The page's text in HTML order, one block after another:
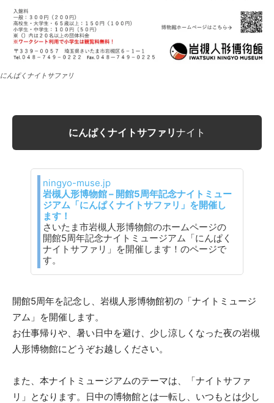
にんぱくナイトサファリ
にんぱくナイトサファリナイト
ningyo-muse.jp
岩槻人形博物館 – 開館5周年記念ナイトミュー
ジアム「にんぱくナイトサファリ」を開催し
ます！
さいたま市岩槻人形博物館のホームページの
開館5周年記念ナイトミュージアム「にんぱく
ナイトサファリ」を開催します！のページで
す。
開館5周年を記念し、岩槻人形博物館初の「ナイトミュージ
アム」を開催します。
お仕事帰りや、暑い日中を避け、少し涼しくなった夜の岩槻
人形博物館にどうぞお越しください。
また、本ナイトミュージアムのテーマは、「ナイトサファ
リ」となります。日中の博物館とは一転し、いつもとは少し